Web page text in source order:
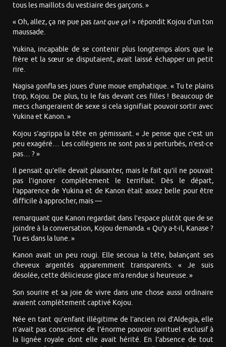
tous les maillots du vestiaire des garçons. »
« Oh, allez, ça ne pue pas tant que ça! » répondit Kojou d’un ton
maussade.
Yukina, incapable de se contenir plus longtemps alors que le
frère et la sœur se disputaient, avait laissé échapper un petit
rire.
Nagisa gonfla ses joues d’une moue emphatique. « Tu te plains
trop, Kojou. De plus, tu le fais devant ces filles ! Beaucoup de
mecs changeraient de sexe si cela signifiait pouvoir sortir avec
Yukina et Kanon. »
Kojou s’agrippa la tête en gémissant. « Je pense que c’est un
peu exagéré… Les collégiens ne sont pas si perturbés, n’est-ce
pas… ? »
Il pensait qu’elle devait plaisanter, mais le fait qu’il ne pouvait
pas l’ignorer complètement le terrifiait. Dès le départ,
l’apparence de Yukina et de Kanon était assez belle pour être
difficile à approcher, mais —
remarquant que Kanon regardait dans l’espace plutôt que de se
joindre à la conversation, Kojou demanda. « Qu’y a-t-il, Kanase ?
Tu es dans la lune. »
Kanon avait un peu rougi. Elle secoua la tête, balançant ses
cheveux argentés apparemment transparents. « Je suis
désolée, cette délicieuse glace m’a rendue si heureuse. »
Son sourire et sa joie de vivre dans une chose aussi ordinaire
avaient complètement captivé Kojou.
Née en tant qu’enfant illégitime de l’ancien roi d’Aldegia, elle
n’avait pas conscience de l’énorme pouvoir spirituel exclusif à
la lignée royale dont elle avait hérité. En l’absence de tout